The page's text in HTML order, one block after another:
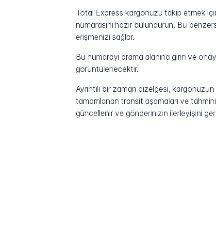
Total Express kargonuzu takip etmek
numarasını hazır bulundurun. Bu
erişmenizi sağlar.
Bu numarayı arama alanına girin ve
görüntülenecektir.
Ayrıntılı bir zaman çizelgesi,
tamamlanan transit aşamaları ve
güncellenir ve gönderinizin ilerleyişini